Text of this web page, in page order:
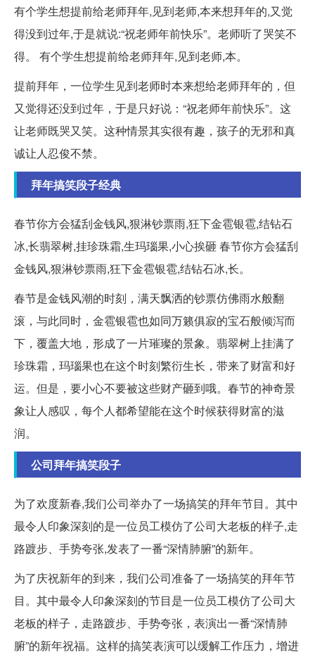
有个学生想提前给老师拜年,见到老师,本来想拜年的,又觉
得没到过年,于是就说:“祝老师年前快乐”。老师听了哭笑不
得。 有个学生想提前给老师拜年,见到老师,本。
提前拜年，一位学生见到老师时本来想给老师拜年的，但
又觉得还没到过年，于是只好说：“祝老师年前快乐”。这
让老师既哭又笑。这种情景其实很有趣，孩子的无邪和真
诚让人忍俊不禁。
拜年搞笑段子经典
春节你方会猛刮金钱风,狠淋钞票雨,狂下金雹银雹,结钻石
冰,长翡翠树,挂珍珠霜,生玛瑙果,小心挨砸 春节你方会猛刮
金钱风,狠淋钞票雨,狂下金雹银雹,结钻石冰,长。
春节是金钱风潮的时刻，满天飘洒的钞票仿佛雨水般翻
滚，与此同时，金雹银雹也如同万籁俱寂的宝石般倾泻而
下，覆盖大地，形成了一片璀璨的景象。翡翠树上挂满了
珍珠霜，玛瑙果也在这个时刻繁衍生长，带来了财富和好
运。但是，要小心不要被这些财产砸到哦。春节的神奇景
象让人感叹，每个人都希望能在这个时候获得财富的滋
润。
公司拜年搞笑段子
为了欢度新春,我们公司举办了一场搞笑的拜年节目。其中
最令人印象深刻的是一位员工模仿了公司大老板的样子,走
路踱步、手势夸张,发表了一番“深情肺腑”的新年。
为了庆祝新年的到来，我们公司准备了一场搞笑的拜年节
目。其中最令人印象深刻的节目是一位员工模仿了公司大
老板的样子，走路踱步、手势夸张，表演出一番“深情肺
腑”的新年祝福。这样的搞笑表演可以缓解工作压力，增进